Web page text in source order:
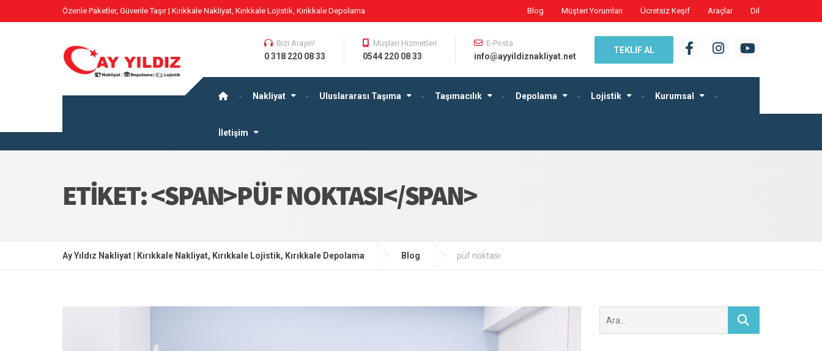
Özenle Paketler, Güvenle Taşır | Kırıkkale Nakliyat, Kırıkkale Lojistik, Kırıkkale Depolama Blog Müşteri Yorumları Ücretsiz Keşif Araçlar Dil
Nakliyat Uluslararası Taşıma Taşımacılık Depolama Lojistik Kurumsal
İletişim
Bizi Arayın!
0 318 220 08 33
Müşteri Hizmetleri
0544 220 08 33
E-Posta
info@ayyildiznakliyat.net
TEKLİF AL
ETIKET: <SPAN>PÜF NOKTASI</SPAN>
Ay Yıldız Nakliyat | Kırıkkale Nakliyat, Kırıkkale Lojistik, Kırıkkale Depolama Blog püf noktası
ara: